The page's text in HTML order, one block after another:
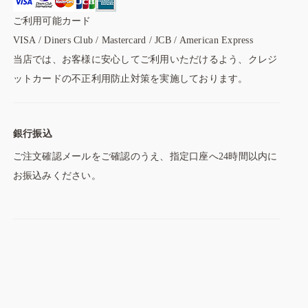
ご利用可能カード
VISA / Diners Club / Mastercard / JCB / American Express
当店では、お客様に安心してご利用いただけるよう、クレジ
ットカードの不正利用防止対策を実施しております。
銀行振込
ご注文確認メールをご確認のうえ、指定口座へ24時間以内に
お振込みください。